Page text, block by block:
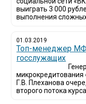
выиграть 3 000
выполнения
01.03.2019
Топ-менеджер
госслужащих
микрокредитования
Г.В. Плеханова
второго потока